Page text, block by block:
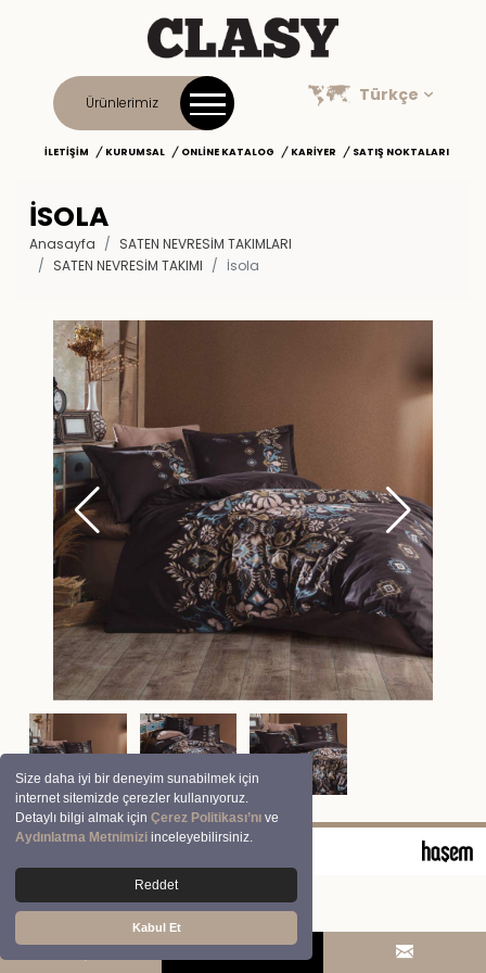
Size daha iyi bir deneyim sunabilmek için
internet sitemizde çerezler kullanıyoruz.
Detaylı bilgi almak içinÇerez Politikası’nı ve
Aydınlatma Metnimizi inceleyebilirsiniz.
Reddet
Kabul Et
Ürünlerimiz Türkçe
İLETIŞIM KURUMSAL ONLINE KATALOG KARIYER SATIŞ NOKTALARI
İSOLA
Anasayfa
SATEN NEVRESİM TAKIMLARI
SATEN NEVRESIM TAKIMI
İsola